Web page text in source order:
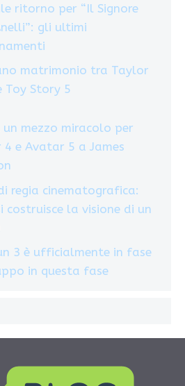
ritorno per “Il Signore
gli ultimi
matrimonio tra Taylor
Toy Story 5
un mezzo miracolo per
e Avatar 5 a James
regia cinematografica:
costruisce la visione di un
3 è ufficialmente in fase
in questa fase